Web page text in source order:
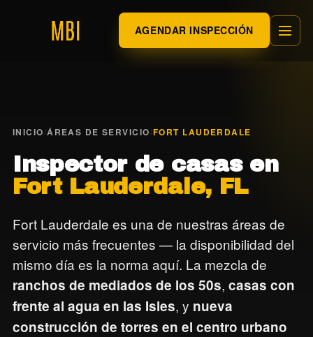
AGENDAR INSPECCIÓN
INICIO/ÁREAS DE SERVICIO/FORT LAUDERDALE
Inspector de casas en
Fort Lauderdale, FL
Fort Lauderdale es una de nuestras áreas de
servicio más frecuentes — la disponibilidad del
mismo día es la norma aquí. La mezcla de
ranchos de mediados de los 50s, casas con
frente al agua en las Isles, y nueva
construcción de torres en el centro urbano